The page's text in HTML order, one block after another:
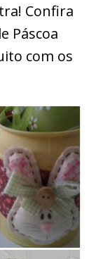
Confira
Páscoa
com os